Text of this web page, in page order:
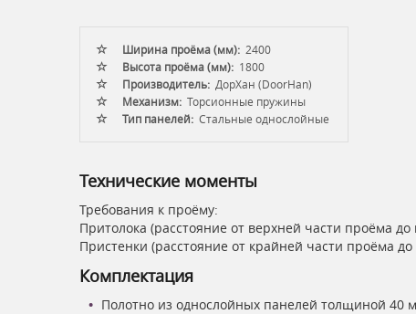
Ширина проёма (мм): 2400
Высота проёма (мм): 1800
Производитель: ДорХан (DoorHan)
Механизм: Торсионные пружины
Тип панелей: Стальные однослойные
Технические моменты
Требования к проёму:
Притолока (расстояние от верхней части проёма
Пристенки (расстояние от крайней части проёма
Комплектация
Полотно из однослойных панелей толщиной 40